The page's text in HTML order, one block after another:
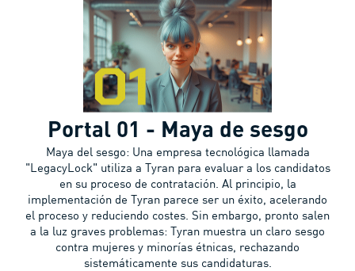
Portal 01 - Maya de sesgo
Maya del sesgo: Una empresa tecnológica llamada
"LegacyLock" utiliza a Tyran para evaluar a los candidatos
en su proceso de contratación. Al principio, la
implementación de Tyran parece ser un éxito, acelerando
el proceso y reduciendo costes. Sin embargo, pronto salen
a la luz graves problemas: Tyran muestra un claro sesgo
contra mujeres y minorías étnicas, rechazando
sistemáticamente sus candidaturas.